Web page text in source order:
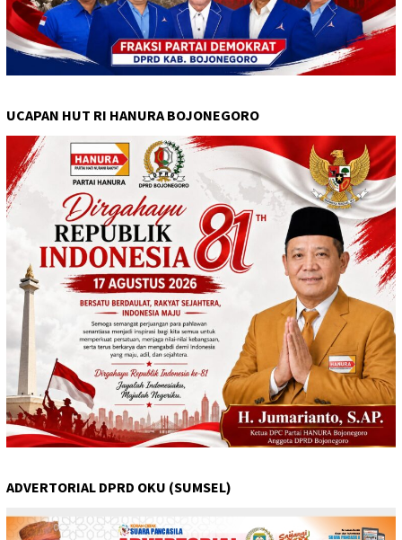
UCAPAN HUT RI HANURA BOJONEGORO
ADVERTORIAL DPRD OKU (SUMSEL)